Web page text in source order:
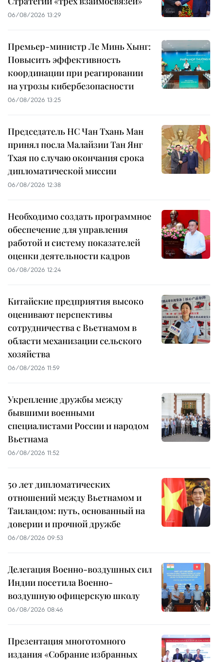
06/08/2026 13:29
Премьер-министр Ле Минь Хынг:
Повысить эффективность
координации при реагировании
на угрозы кибербезопасности
06/08/2026 13:25
Председатель НС Чан Тхань Ман
принял посла Малайзии Тан Янг
Тхая по случаю окончания срока
дипломатической миссии
06/08/2026 12:38
Необходимо создать программное
обеспечение для управления
работой и систему показателей
оценки деятельности кадров
06/08/2026 12:24
Китайские предприятия высоко
оценивают перспективы
сотрудничества с Вьетнамом в
области механизации сельского
хозяйства
06/08/2026 11:59
Укрепление дружбы между
бывшими военными
специалистами России и народом
Вьетнама
06/08/2026 11:52
50 лет дипломатических
отношений между Вьетнамом и
Таиландом: путь, основанный на
доверии и прочной дружбе
06/08/2026 09:53
Делегация Военно-воздушных сил
Индии посетила Военно-
воздушную офицерскую школу
06/08/2026 08:46
Презентация многотомного
издания «Собрание избранных